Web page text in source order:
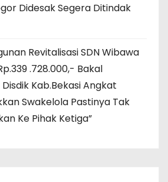
Didesak Segera Ditindak
Revitalisasi SDN Wibawa
.728.000,- Bakal
Kab.Bekasi Angkat
Swakelola Pastinya Tak
Ke Pihak Ketiga”